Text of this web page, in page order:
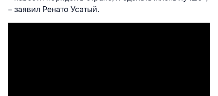
– заявил Ренато Усатый.